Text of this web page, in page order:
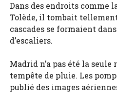
Dans des endroits comme
Tolède, il tombait
cascades se formaient
d’escaliers.
Madrid n’a pas été la
tempête de pluie. Les
publié des images